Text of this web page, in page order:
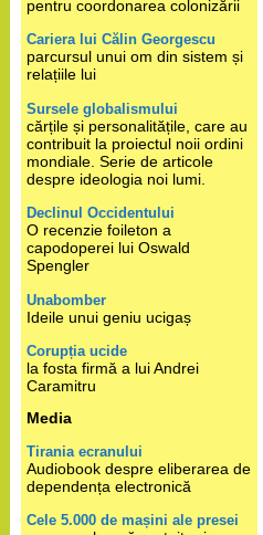
pentru coordonarea colonizării
Cariera lui Călin Georgescu
parcursul unui om din sistem și
relațiile lui
Sursele globalismului
cărțile și personalitățile, care au
contribuit la proiectul noii ordini
mondiale. Serie de articole
despre ideologia noi lumi.
Declinul Occidentului
O recenzie foileton a
capodoperei lui Oswald
Spengler
Unabomber
Ideile unui geniu ucigaș
Corupția ucide
la fosta firmă a lui Andrei
Caramitru
Media
Tirania ecranului
Audiobook despre eliberarea de
dependența electronică
Cele 5.000 de mașini ale presei